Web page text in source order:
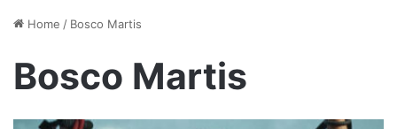
Home / Bosco Martis
Bosco Martis